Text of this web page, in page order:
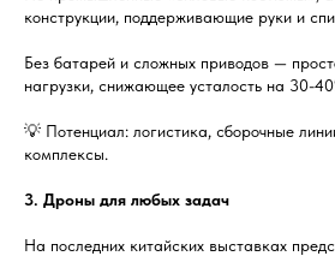
конструкции, поддерживающие руки и
Без батарей и сложных приводов —
нагрузки, снижающее усталость на 30-
💡 Потенциал: логистика, сборочные
комплексы.
3. Дроны для любых задач
На последних китайских выставках